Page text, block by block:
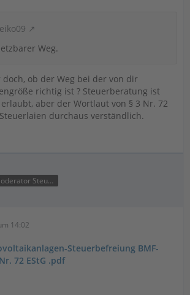
Weg.
doch, ob der Weg bei der von dir
richtig ist ? Steuerberatung ist
aber der Wortlaut von § 3 Nr. 72
durchaus verständlich.
Unabh. Moderator Steuer
14:02
Steuerbefreiung BMF-
72 EStG .pdf